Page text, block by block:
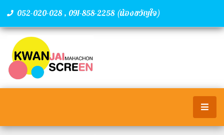
052-020-028 , 091-858-2258 (น้องขวัญใจ)